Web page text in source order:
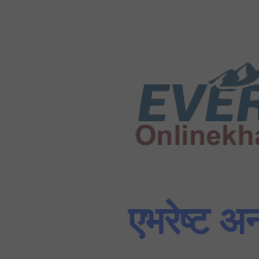
एभरेष्ट